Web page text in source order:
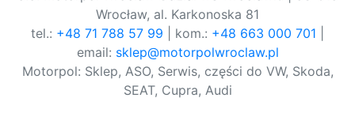
Wrocław, al. Karkonoska 81
tel.: +48 71 788 57 99 | kom.: +48 663 000 701
email: sklep@motorpolwroclaw.pl
Motorpol: Sklep, ASO, Serwis, części do VW, Skoda,
SEAT, Cupra, Audi